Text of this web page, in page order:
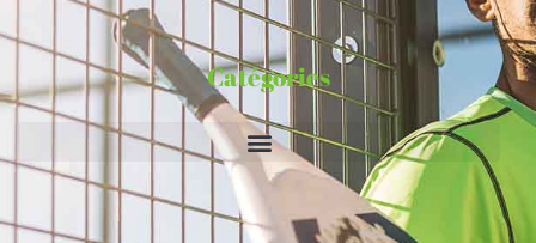
Catégories